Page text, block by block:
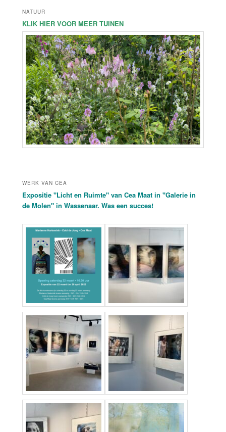
NATUUR
KLIK HIER VOOR MEER TUINEN
WERK VAN CEA
Expositie "Licht en Ruimte" van Cea Maat in "Galerie in
de Molen" in Wassenaar. Was een succes!